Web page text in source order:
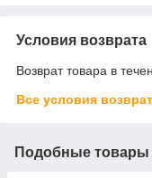
Условия возврата
Возврат товара в
Все условия
Подобные товары